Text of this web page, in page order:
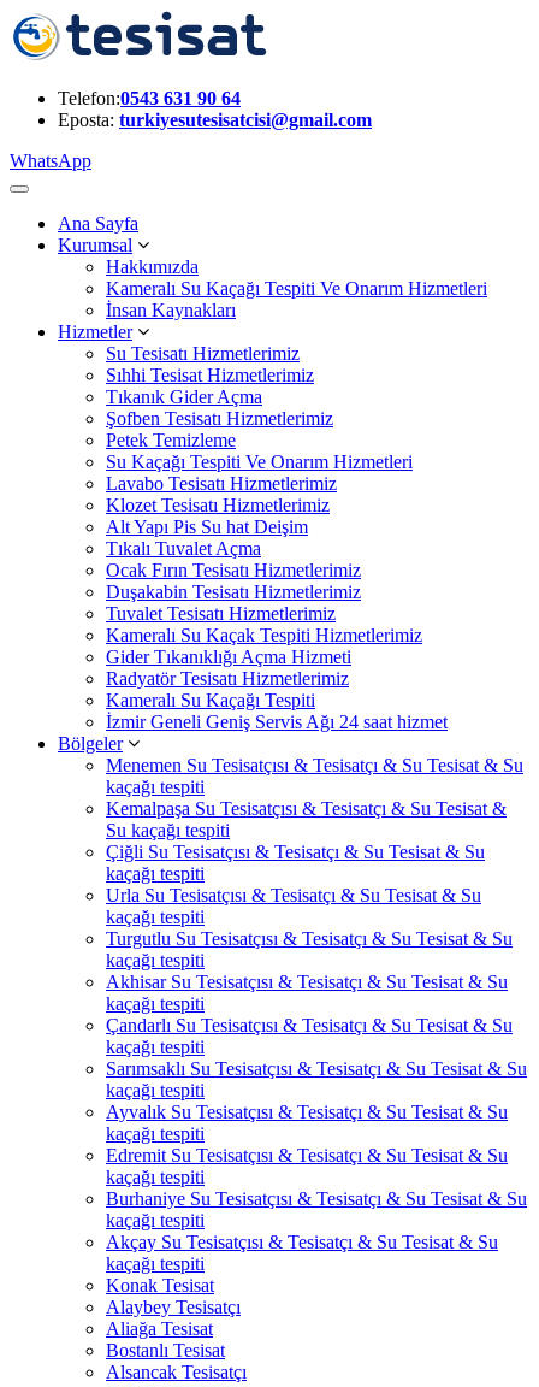
Telefon:0543 631 90 64
Eposta: turkiyesutesisatcisi@gmail.com
WhatsApp
Ana Sayfa
Kurumsal
Hakkımızda
Kameralı Su Kaçağı Tespiti Ve Onarım Hizmetleri
İnsan Kaynakları
Hizmetler
Su Tesisatı Hizmetlerimiz
Sıhhi Tesisat Hizmetlerimiz
Tıkanık Gider Açma
Şofben Tesisatı Hizmetlerimiz
Petek Temizleme
Su Kaçağı Tespiti Ve Onarım Hizmetleri
Lavabo Tesisatı Hizmetlerimiz
Klozet Tesisatı Hizmetlerimiz
Alt Yapı Pis Su hat Deişim
Tıkalı Tuvalet Açma
Ocak Fırın Tesisatı Hizmetlerimiz
Duşakabin Tesisatı Hizmetlerimiz
Tuvalet Tesisatı Hizmetlerimiz
Kameralı Su Kaçak Tespiti Hizmetlerimiz
Gider Tıkanıklığı Açma Hizmeti
Radyatör Tesisatı Hizmetlerimiz
Kameralı Su Kaçağı Tespiti
İzmir Geneli Geniş Servis Ağı 24 saat hizmet
Bölgeler
Menemen Su Tesisatçısı & Tesisatçı & Su Tesisat & Su
kaçağı tespiti
Kemalpaşa Su Tesisatçısı & Tesisatçı & Su Tesisat &
Su kaçağı tespiti
Çiğli Su Tesisatçısı & Tesisatçı & Su Tesisat & Su
kaçağı tespiti
Urla Su Tesisatçısı & Tesisatçı & Su Tesisat & Su
kaçağı tespiti
Turgutlu Su Tesisatçısı & Tesisatçı & Su Tesisat & Su
kaçağı tespiti
Akhisar Su Tesisatçısı & Tesisatçı & Su Tesisat & Su
kaçağı tespiti
Çandarlı Su Tesisatçısı & Tesisatçı & Su Tesisat & Su
kaçağı tespiti
Sarımsaklı Su Tesisatçısı & Tesisatçı & Su Tesisat & Su
kaçağı tespiti
Ayvalık Su Tesisatçısı & Tesisatçı & Su Tesisat & Su
kaçağı tespiti
Edremit Su Tesisatçısı & Tesisatçı & Su Tesisat & Su
kaçağı tespiti
Burhaniye Su Tesisatçısı & Tesisatçı & Su Tesisat & Su
kaçağı tespiti
Akçay Su Tesisatçısı & Tesisatçı & Su Tesisat & Su
kaçağı tespiti
Konak Tesisat
Alaybey Tesisatçı
Aliağa Tesisat
Bostanlı Tesisat
Alsancak Tesisatçı